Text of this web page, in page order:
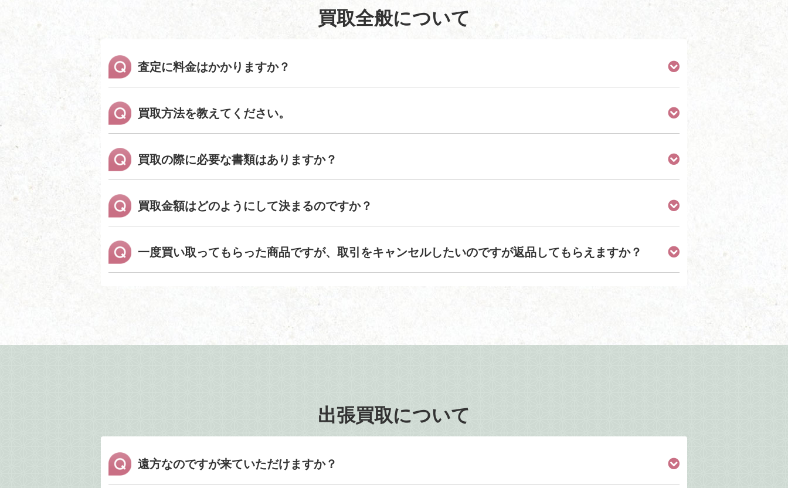
買取全般について
査定に料金はかかりますか？
買取方法を教えてください。
買取の際に必要な書類はありますか？
買取金額はどのようにして決まるのですか？
一度買い取ってもらった商品ですが、取引をキャンセルしたいのですが返品してもらえますか？
出張買取について
遠方なのですが来ていただけますか？